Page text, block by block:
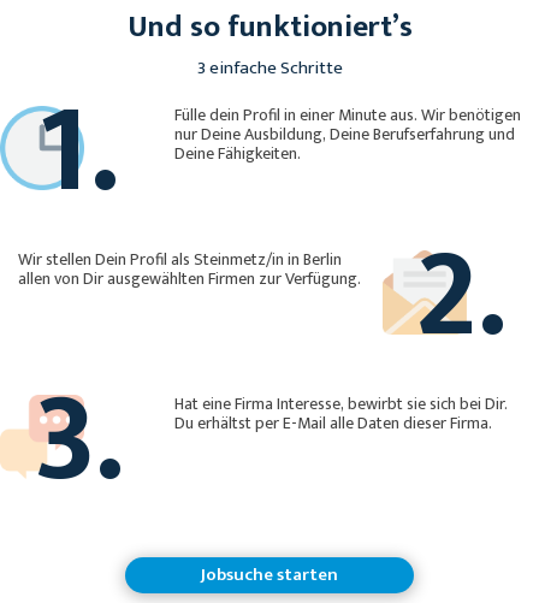
Und so funktioniert’s
3 einfache Schritte
1. Fülle dein Profil in einer Minute aus. Wir benötigen
nur Deine Ausbildung, Deine Berufserfahrung und
Deine Fähigkeiten.
2.
Wir stellen Dein Profil als Steinmetz/in in Berlin
allen von Dir ausgewählten Firmen zur Verfügung.
3. Hat eine Firma Interesse, bewirbt sie sich bei Dir.
Du erhältst per E-Mail alle Daten dieser Firma.
Jobsuche starten